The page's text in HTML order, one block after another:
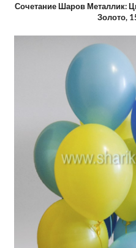
Сочетание Шаров Металлик:
Золото,